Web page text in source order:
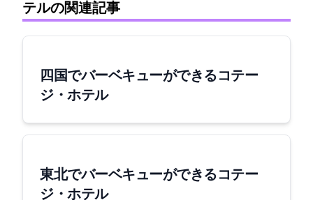
テルの関連記事
四国でバーベキューができるコテー
ジ・ホテル
東北でバーベキューができるコテー
ジ・ホテル